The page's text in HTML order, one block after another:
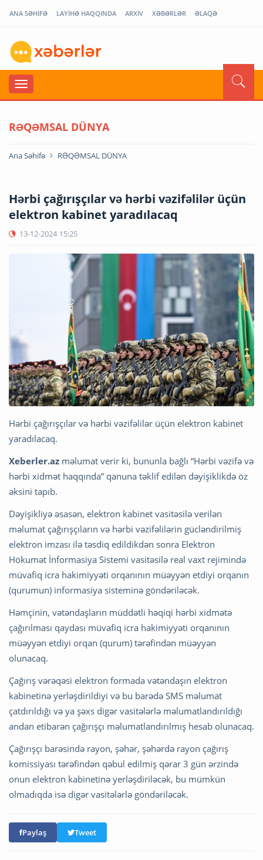
ANA SƏHİFƏ LAYİHƏ HAQQINDA ARXİV XƏBƏRLƏR ƏLAQƏ
RƏQƏMSAL DÜNYA
Ana Səhifə RƏQƏMSAL DÜNYA
Hərbi çağırışçılar və hərbi vəzifəlilər üçün
elektron kabinet yaradılacaq
13-12-2024 15:25
Hərbi çağırışçılar və hərbi vəzifəlilər üçün elektron kabinet
yaradılacaq.
Xeberler.az məlumat verir ki, bununla bağlı “Hərbi vəzifə və
hərbi xidmət haqqında” qanuna təklif edilən dəyişiklikdə öz
əksini tapıb.
Dəyişikliyə əsasən, elektron kabinet vasitəsilə verilən
məlumat çağırışçıların və hərbi vəzifəlilərin gücləndirilmiş
elektron imzası ilə təsdiq edildikdən sonra Elektron
Hökumət İnformasiya Sistemi vasitəsilə real vaxt rejimində
müvafiq icra hakimiyyəti orqanının müəyyən etdiyi orqanın
(qurumun) informasiya sisteminə göndəriləcək.
Həmçinin, vətəndaşların müddətli həqiqi hərbi xidmətə
çağırılması qaydası müvafiq icra hakimiyyəti orqanının
müəyyən etdiyi orqan (qurum) tərəfindən müəyyən
olunacaq.
Çağırış vərəqəsi elektron formada vətəndaşın elektron
kabinetinə yerləşdirildiyi və bu barədə SMS məlumat
çatdırıldığı və ya şəxs digər vasitələrlə məlumatlandırıldığı
andan etibarən çağırışçı məlumatlandırılmış hesab olunacaq.
Çağırışçı barəsində rayon, şəhər, şəhərdə rayon çağırış
komissiyası tərəfindən qəbul edilmiş qərar 3 gün ərzində
onun elektron kabinetinə yerləşdiriləcək, bu mümkün
olmadıqda isə digər vasitələrlə göndəriləcək.
Paylaş Tweet